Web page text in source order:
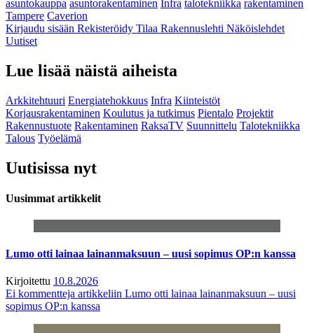
asuntokauppa asuntorakentaminen Infra talotekniikka rakentaminen
Tampere Caverion
Kirjaudu sisään Rekisteröidy Tilaa Rakennuslehti Näköislehdet
Uutiset
Lue lisää näistä aiheista
Arkkitehtuuri Energiatehokkuus Infra Kiinteistöt
Korjausrakentaminen Koulutus ja tutkimus Pientalo Projektit
Rakennustuote Rakentaminen RaksaTV Suunnittelu Talotekniikka
Talous Työelämä
Uutisissa nyt
Uusimmat artikkelit
Lumo otti lainaa lainanmaksuun – uusi sopimus OP:n kanssa
Kirjoitettu 10.8.2026
Ei kommentteja artikkeliin Lumo otti lainaa lainanmaksuun – uusi
sopimus OP:n kanssa